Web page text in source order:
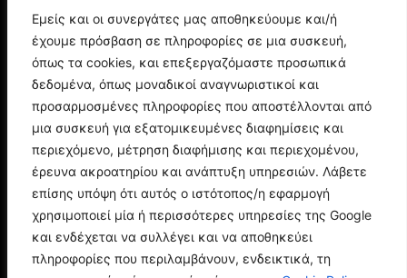
Εμείς και οι συνεργάτες μας αποθηκεύουμε και/ή
έχουμε πρόσβαση σε πληροφορίες σε μια συσκευή,
όπως τα cookies, και επεξεργαζόμαστε προσωπικά
δεδομένα, όπως μοναδικοί αναγνωριστικοί και
προσαρμοσμένες πληροφορίες που αποστέλλονται από
μια συσκευή για εξατομικευμένες διαφημίσεις και
περιεχόμενο, μέτρηση διαφήμισης και περιεχομένου,
έρευνα ακροατηρίου και ανάπτυξη υπηρεσιών. Λάβετε
επίσης υπόψη ότι αυτός ο ιστότοπος/η εφαρμογή
χρησιμοποιεί μία ή περισσότερες υπηρεσίες της Google
και ενδέχεται να συλλέγει και να αποθηκεύει
πληροφορίες που περιλαμβάνουν, ενδεικτικά, τη
Παπασπηλιόπουλο
Ο Δημήτρης Μυστακίδης επιστρέφει στον
Σταυρό του Νότου Plus
9.000 τίτλοι βιβλίων σε περιμένουν στο
Παζάρι Βιβλίου της Αθήνας
POP CULTURE
Corto Maltese: Η ιστορία του θρυλικού ήρωα
του Hugo Pratt
Ποιος είναι ο Doctor Doom; Η ιστορία του
μεγαλύτερου εχθρού των Fantastic Four
Spider-Man: Brand New Day - Όλα όσα πρέπει